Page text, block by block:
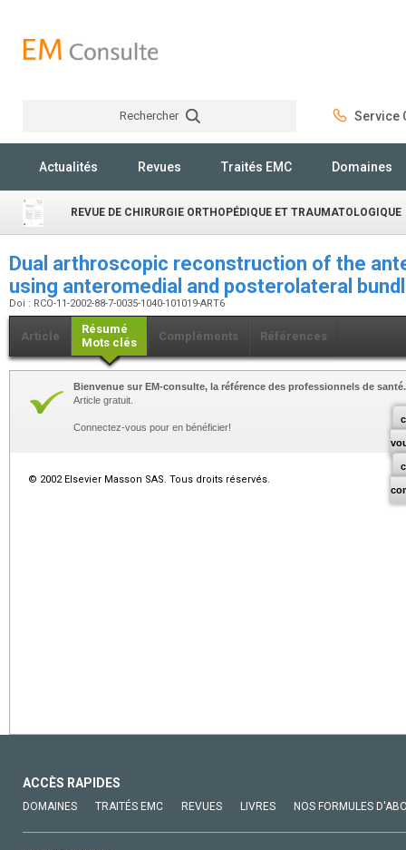
Rechercher Service
Actualités Revues Traités EMC Domaines
REVUE DE CHIRURGIE ORTHOPÉDIQUE ET TRAUMATOLOGIQUE
Dual arthroscopic reconstruction of the
using anteromedial and posterolateral
Doi : RCO-11-2002-88-7-0035-1040-101019-ART6
Article
Résumé
Mots clés
Compléments Références
Bienvenue sur EM-consulte, la référence des professionnels de santé.
Article gratuit.
Connectez-vous pour en bénéficier!
© 2002 Elsevier Masson SAS. Tous droits réservés.
ACCÈS RAPIDES
DOMAINES TRAITÉS EMC REVUES LIVRES NOS FORMULES